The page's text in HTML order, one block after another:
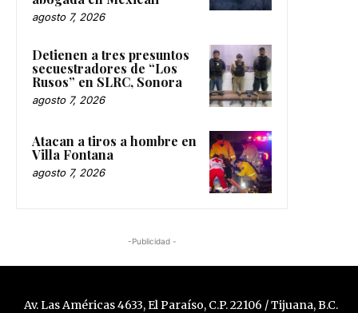
agosto 7, 2026
Detienen a tres presuntos
secuestradores de “Los
Rusos” en SLRC, Sonora
agosto 7, 2026
Atacan a tiros a hombre en
Villa Fontana
agosto 7, 2026
-Publicidad -
Av. Las Américas 4633, El Paraíso, C.P. 22106 / Tijuana, B.C.